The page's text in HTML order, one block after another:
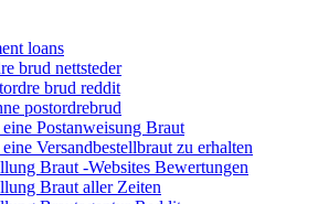
loans
brud nettsteder
brud reddit
postordrebrud
Postanweisung Braut
Versandbestellbraut zu erhalten
Braut -Websites Bewertungen
Braut aller Zeiten